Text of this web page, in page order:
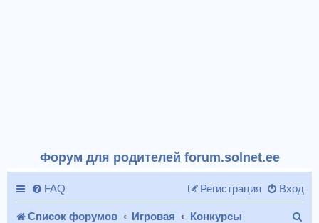
Форум для родителей forum.solnet.ee
FAQ Вход
Регистрация
Список форумов Игровая Конкурсы